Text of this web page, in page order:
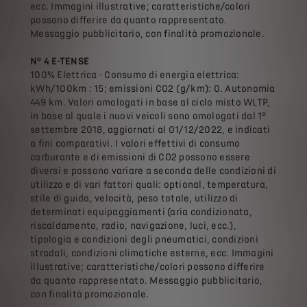
ecc. Immagini illustrative; caratteristiche/colori
possono differire da quanto rappresentato.
Messaggio pubblicitario, con finalità promozionale.
N° 4 E-TENSE
100% Elettrica - Consumo di energia elettrica:
kWh/100km : 15; emissioni CO2 (g/km): 0. Autonomia
449 km. Valori omologati in base al ciclo misto WLTP,
in base al quale i nuovi veicoli sono omologati dal 1°
settembre 2018, aggiornati al 01/12/2022, e indicati
a fini comparativi. I valori effettivi di consumo
carburante e di emissioni di CO2 possono essere
diversi e possono variare a seconda delle condizioni di
utilizzo e di vari fattori quali: optional, temperatura,
stile di guida, velocità, peso totale, utilizzo di
determinati equipaggiamenti (aria condizionata,
riscaldamento, radio, navigazione, luci, ecc.),
tipologia e condizioni degli pneumatici, condizioni
stradali, condizioni climatiche esterne, ecc. Immagini
illustrative; caratteristiche/colori possono differire
da quanto rappresentato. Messaggio pubblicitario,
con finalità promozionale.